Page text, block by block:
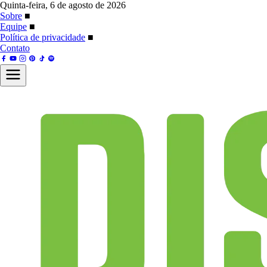
Quinta-feira, 6 de agosto de 2026
Sobre ■
Equipe ■
Política de privacidade ■
Contato